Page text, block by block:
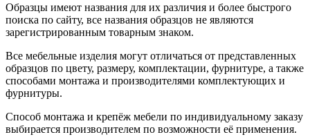
Образцы имеют названия для их различия и более быстрого
поиска по сайту, все названия образцов не являются
зарегистрированным товарным знаком.
Все мебельные изделия могут отличаться от представленных
образцов по цвету, размеру, комплектации, фурнитуре, а также
способами монтажа и производителями комплектующих и
фурнитуры.
Способ монтажа и крепёж мебели по индивидуальному заказу
выбирается производителем по возможности её применения.